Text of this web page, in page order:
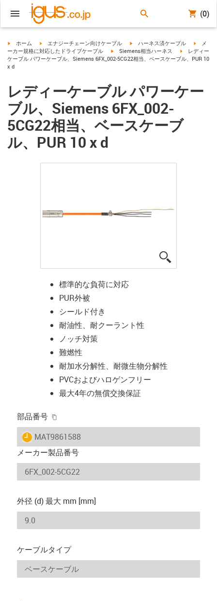
(0)
igus-icon-arrow-right
ホーム igus-icon-arrow-right
エナジーチェーン向けケーブル igus-icon-arrow-right
ハーネス済ケーブル igus-
メ
ーカー規格に対応したドライブケーブル
igus-icon-arrow-right
Siemens相当ハーネス igus-icon-
レディー
ケーブル パワーケーブル、Siemens 6FX_002-5CG22相当、ベースケーブル、PUR 10
x d
レディーケーブル パワーケー
ブル、Siemens 6FX_002-
5CG22相当、ベースケーブ
ル、PUR 10 x d
標準的な負荷に対応
PUR外被
シールド付き
耐油性、耐クーラント性
ノッチ対策
難燃性
耐加水分解性、耐微生物分解性
PVCおよびハロゲンフリー
最大4年の無償交換保証
部品番号
igus-icon-lieferzeit
MAT9861588
メーカー製品番号
外径 (d) 最大 mm [mm]
ケーブルタイプ